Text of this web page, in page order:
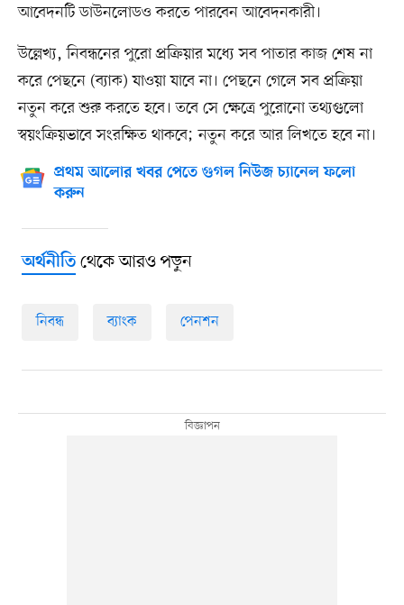
আবেদনটি ডাউনলোডও করতে পারবেন আবেদনকারী।
উল্লেখ্য, নিবন্ধনের পুরো প্রক্রিয়ার মধ্যে সব পাতার কাজ শেষ না
করে পেছনে (ব্যাক) যাওয়া যাবে না। পেছনে গেলে সব প্রক্রিয়া
নতুন করে শুরু করতে হবে। তবে সে ক্ষেত্রে পুরোনো তথ্যগুলো
স্বয়ংক্রিয়ভাবে সংরক্ষিত থাকবে; নতুন করে আর লিখতে হবে না।
প্রথম আলোর খবর পেতে গুগল নিউজ চ্যানেল ফলো
করুন
অর্থনীতিথেকে আরও পড়ুন
নিবন্ধ ব্যাংক পেনশন